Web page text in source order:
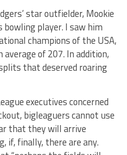
star outfielder, Mookie
player. I saw him
champions of the USA,
of 207. In addition,
that deserved roaring
executives concerned
bigleaguers cannot use
that they will arrive
if, finally, there are any.